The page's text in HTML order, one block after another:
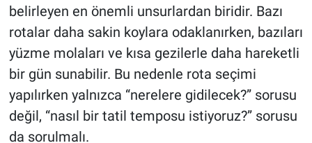
belirleyen en önemli unsurlardan biridir. Bazı
rotalar daha sakin koylara odaklanırken, bazıları
yüzme molaları ve kısa gezilerle daha hareketli
bir gün sunabilir. Bu nedenle rota seçimi
yapılırken yalnızca “nerelere gidilecek?” sorusu
değil, “nasıl bir tatil temposu istiyoruz?” sorusu
da sorulmalı.